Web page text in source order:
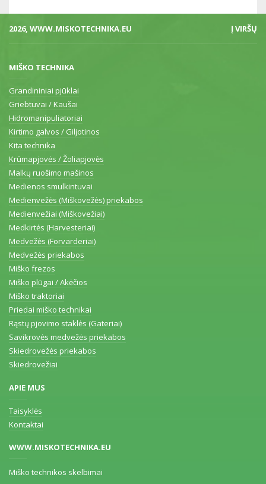
2026, WWW.MISKOTECHNIKA.EU Į VIRŠŲ
MIŠKO TECHNIKA
Grandininiai pjūklai
Griebtuvai / Kaušai
Hidromanipuliatoriai
Kirtimo galvos / Giljotinos
Kita technika
Krūmapjovės / Žoliapjovės
Malkų ruošimo mašinos
Medienos smulkintuvai
Medienvežės (Miškovežės) priekabos
Medienvežiai (Miškovežiai)
Medkirtės (Harvesteriai)
Medvežės (Forvarderiai)
Medvežės priekabos
Miško frezos
Miško plūgai / Akėčios
Miško traktoriai
Priedai miško technikai
Rąstų pjovimo staklės (Gateriai)
Savikrovės medvežės priekabos
Skiedrovežės priekabos
Skiedrovežiai
APIE MUS
Taisyklės
Kontaktai
WWW.MISKOTECHNIKA.EU
Miško technikos skelbimai